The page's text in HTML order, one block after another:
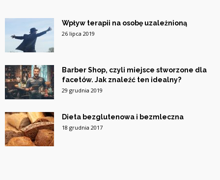
Wpływ terapii na osobę uzależnioną
26 lipca 2019
Barber Shop, czyli miejsce stworzone dla
facetów. Jak znaleźć ten idealny?
29 grudnia 2019
Dieta bezglutenowa i bezmleczna
18 grudnia 2017